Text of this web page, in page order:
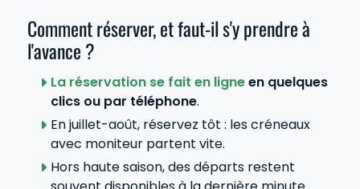
Comment réserver, et faut-il s'y prendre à
l'avance ?
La réservation se fait en ligneen quelques
clics ou par téléphone.
En juillet-août, réservez tôt : les créneaux
avec moniteur partent vite.
Hors haute saison, des départs restent